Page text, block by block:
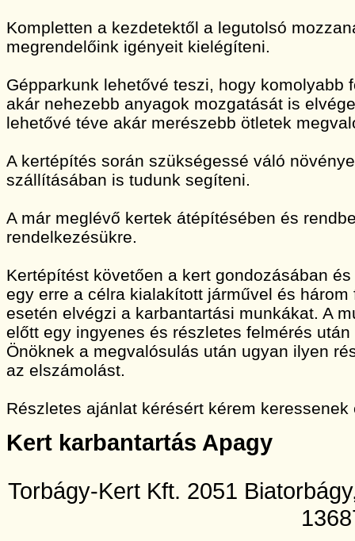
Kompletten a kezdetektől a legutolsó
megrendelőink igényeit kielégíteni.
Gépparkunk lehetővé teszi, hogy komolyabb
akár nehezebb anyagok mozgatását is
lehetővé téve akár merészebb ötletek
A kertépítés során szükségessé váló
szállításában is tudunk segíteni.
A már meglévő kertek átépítésében és
rendelkezésükre.
Kertépítést követően a kert gondozásában
egy erre a célra kialakított járművel és
esetén elvégzi a karbantartási munkákat. A
előtt egy ingyenes és részletes felmérés
Önöknek a megvalósulás után ugyan ilyen
az elszámolást.
Részletes ajánlat kérésért kérem
Kert karbantartás Apagy
Torbágy-Kert Kft. 2051